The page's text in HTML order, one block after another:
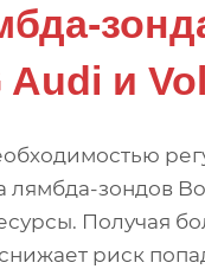
Audi и
зондов
Получая
риск